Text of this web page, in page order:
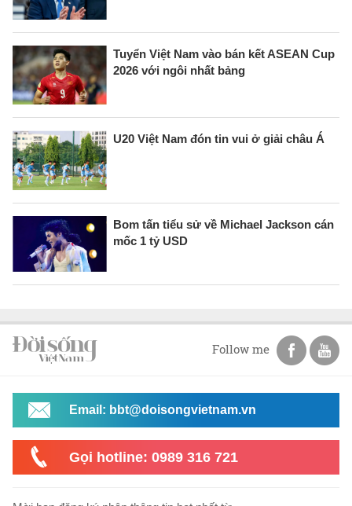
Tuyển Việt Nam vào bán kết ASEAN Cup
2026 với ngôi nhất bảng
U20 Việt Nam đón tin vui ở giải châu Á
Bom tấn tiểu sử về Michael Jackson cán
mốc 1 tỷ USD
Follow me
Email: bbt@doisongvietnam.vn
Gọi hotline: 0989 316 721